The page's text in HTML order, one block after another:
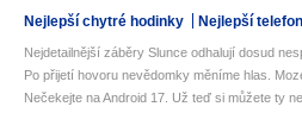
Nejlepší chytré hodinky Nejlepší
Nejdetailnější záběry Slunce odhalují dosud
Po přijetí hovoru nevědomky měníme hlas.
Nečekejte na Android 17. Už teď si můžete ty